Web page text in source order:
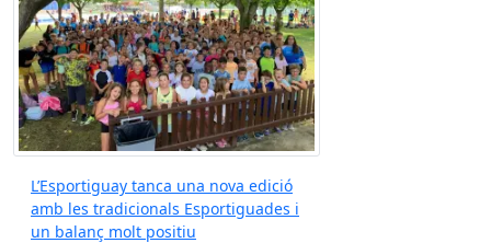
L’Esportiguay tanca una nova edició
amb les tradicionals Esportiguades i
un balanç molt positiu